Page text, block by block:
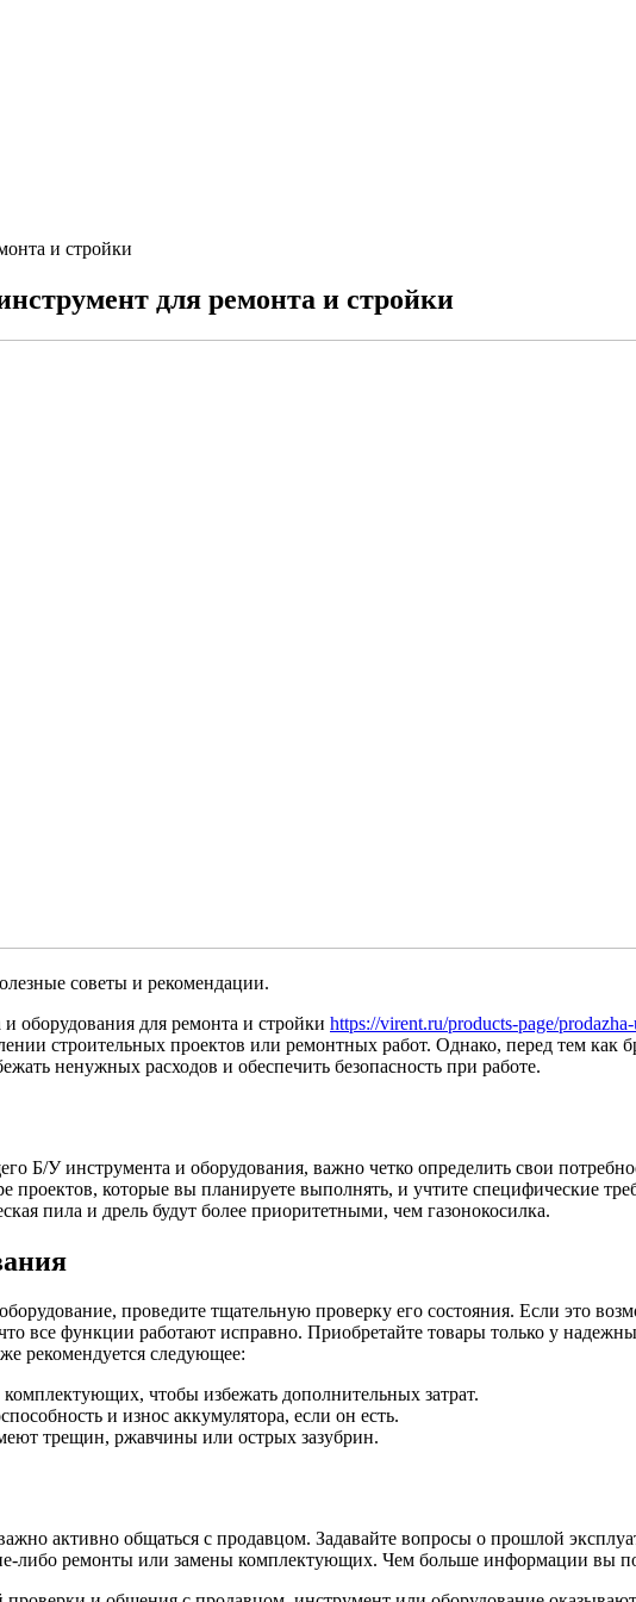
и стройки
для ремонта и стройки
советы и рекомендации.
оборудования для ремонта и стройки https://virent.ru/products-page/
строительных проектов или ремонтных работ. Однако, перед тем
ненужных расходов и обеспечить безопасность при работе.
Б/У инструмента и оборудования, важно четко определить свои
проектов, которые вы планируете выполнять, и учтите специфические
пила и дрель будут более приоритетными, чем газонокосилка.
проведите тщательную проверку его состояния. Если это
все функции работают исправно. Приобретайте товары только у
рекомендуется следующее:
чтобы избежать дополнительных затрат.
и износ аккумулятора, если он есть.
трещин, ржавчины или острых зазубрин.
активно общаться с продавцом. Задавайте вопросы о прошлой
либо ремонты или замены комплектующих. Чем больше информации вы